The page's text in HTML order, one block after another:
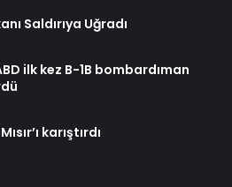
Saldırıya Uğradı
ilk kez B-1B bombardıman
karıştırdı